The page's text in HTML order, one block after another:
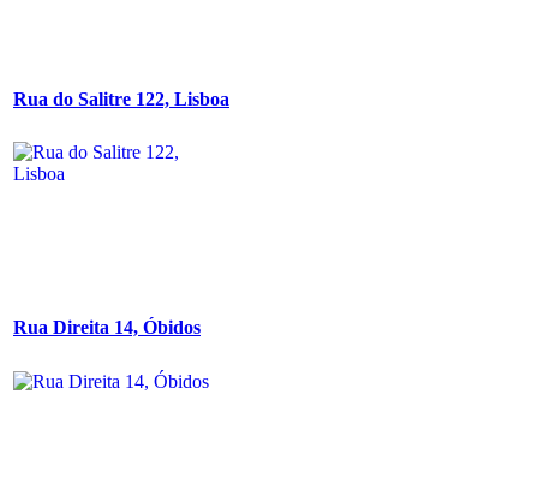
Rua do Salitre 122, Lisboa
Rua Direita 14, Óbidos